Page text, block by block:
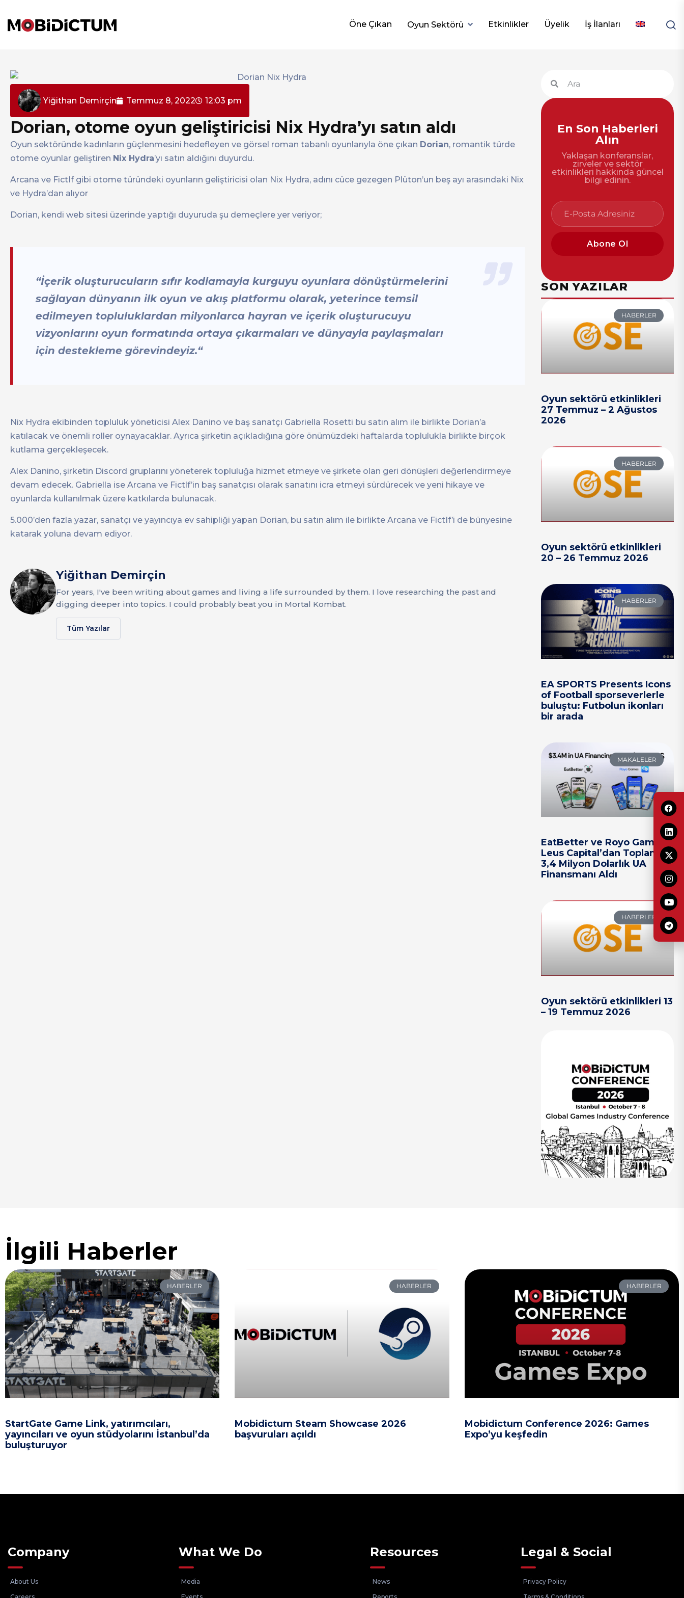
Öne Çıkan Oyun Sektörü Etkinlikler Üyelik İş İlanları
Yiğithan Demirçin Temmuz 8, 2022 12:03 pm
Dorian, otome oyun geliştiricisi Nix Hydra’yı satın aldı
Oyun sektöründe kadınların güçlenmesini hedefleyen ve görsel roman tabanlı oyunlarıyla öne çıkan Dorian, romantik türde
otome oyunlar geliştiren Nix Hydra’yı satın aldığını duyurdu.
Arcana ve FictIf gibi otome türündeki oyunların geliştiricisi olan Nix Hydra, adını cüce gezegen Plüton’un beş ayı arasındaki Nix
ve Hydra’dan alıyor
Dorian, kendi web sitesi üzerinde yaptığı duyuruda şu demeçlere yer veriyor;
“İçerik oluşturucuların sıfır kodlamayla kurguyu oyunlara dönüştürmelerini
sağlayan dünyanın ilk oyun ve akış platformu olarak, yeterince temsil
edilmeyen topluluklardan milyonlarca hayran ve içerik oluşturucuyu
vizyonlarını oyun formatında ortaya çıkarmaları ve dünyayla paylaşmaları
için destekleme görevindeyiz.“
Nix Hydra ekibinden topluluk yöneticisi Alex Danino ve baş sanatçı Gabriella Rosetti bu satın alım ile birlikte Dorian’a
katılacak ve önemli roller oynayacaklar. Ayrıca şirketin açıkladığına göre önümüzdeki haftalarda toplulukla birlikte birçok
kutlama gerçekleşecek.
Alex Danino, şirketin Discord gruplarını yöneterek topluluğa hizmet etmeye ve şirkete olan geri dönüşleri değerlendirmeye
devam edecek. Gabriella ise Arcana ve Fictlf’in baş sanatçısı olarak sanatını icra etmeyi sürdürecek ve yeni hikaye ve
oyunlarda kullanılmak üzere katkılarda bulunacak.
5.000’den fazla yazar, sanatçı ve yayıncıya ev sahipliği yapan Dorian, bu satın alım ile birlikte Arcana ve FictIf’i de bünyesine
katarak yoluna devam ediyor.
Yiğithan Demirçin
For years, I've been writing about games and living a life surrounded by them. I love researching the past and
digging deeper into topics. I could probably beat you in Mortal Kombat.
Tüm Yazılar
En Son Haberleri
Alın
Yaklaşan konferanslar,
zirveler ve sektör
etkinlikleri hakkında güncel
bilgi edinin.
Abone Ol
SON YAZILAR
HABERLER
Oyun sektörü etkinlikleri
27 Temmuz – 2 Ağustos
2026
HABERLER
Oyun sektörü etkinlikleri
20 – 26 Temmuz 2026
HABERLER
EA SPORTS Presents Icons
of Football sporseverlerle
buluştu: Futbolun ikonları
bir arada
MAKALELER
EatBetter ve Royo Games,
Leus Capital’dan Toplam
3,4 Milyon Dolarlık UA
Finansmanı Aldı
HABERLER
Oyun sektörü etkinlikleri 13
– 19 Temmuz 2026
İlgili Haberler
HABERLER
StartGate Game Link, yatırımcıları,
yayıncıları ve oyun stüdyolarını İstanbul’da
buluşturuyor
HABERLER
Mobidictum Steam Showcase 2026
başvuruları açıldı
HABERLER
Mobidictum Conference 2026: Games
Expo’yu keşfedin
Company
About Us
What We Do
Media
Resources
News
Legal & Social
Privacy Policy